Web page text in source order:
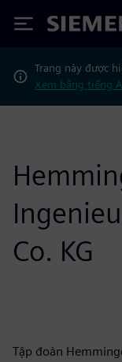
Siemens
Trang này được
Xem bằng tiếng
Co. KG
Tập đoàn